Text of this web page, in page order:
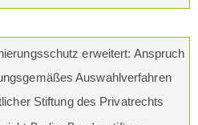
erweitert: Anspruch
Auswahlverfahren
Stiftung des Privatrechts